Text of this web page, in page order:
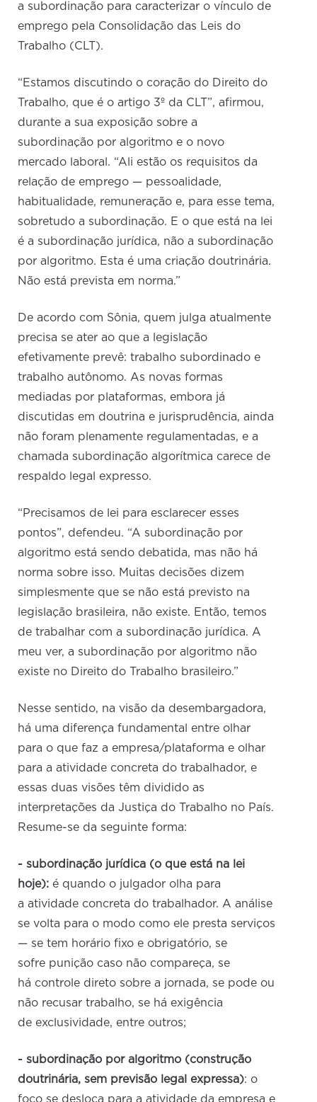
a subordinação para caracterizar o vínculo de
emprego pela Consolidação das Leis do
Trabalho (CLT).
“Estamos discutindo o coração do Direito do
Trabalho, que é o artigo 3º da CLT”, afirmou,
durante a sua exposição sobre a
subordinação por algoritmo e o novo
mercado laboral. “Ali estão os requisitos da
relação de emprego — pessoalidade,
habitualidade, remuneração e, para esse tema,
sobretudo a subordinação. E o que está na lei
é a subordinação jurídica, não a subordinação
por algoritmo. Esta é uma criação doutrinária.
Não está prevista em norma.”
De acordo com Sônia, quem julga atualmente
precisa se ater ao que a legislação
efetivamente prevê: trabalho subordinado e
trabalho autônomo. As novas formas
mediadas por plataformas, embora já
discutidas em doutrina e jurisprudência, ainda
não foram plenamente regulamentadas, e a
chamada subordinação algorítmica carece de
respaldo legal expresso.
“Precisamos de lei para esclarecer esses
pontos”, defendeu. “A subordinação por
algoritmo está sendo debatida, mas não há
norma sobre isso. Muitas decisões dizem
simplesmente que se não está previsto na
legislação brasileira, não existe. Então, temos
de trabalhar com a subordinação jurídica. A
meu ver, a subordinação por algoritmo não
existe no Direito do Trabalho brasileiro.”
Nesse sentido, na visão da desembargadora,
há uma diferença fundamental entre olhar
para o que faz a empresa/plataforma e olhar
para a atividade concreta do trabalhador, e
essas duas visões têm dividido as
interpretações da Justiça do Trabalho no País.
Resume-se da seguinte forma:
- subordinação jurídica (o que está na lei
hoje): é quando o julgador olha para
a atividade concreta do trabalhador. A análise
se volta para o modo como ele presta serviços
— se tem horário fixo e obrigatório, se
sofre punição caso não compareça, se
há controle direto sobre a jornada, se pode ou
não recusar trabalho, se há exigência
de exclusividade, entre outros;
- subordinação por algoritmo (construção
doutrinária, sem previsão legal expressa): o
foco se desloca para a atividade da empresa e